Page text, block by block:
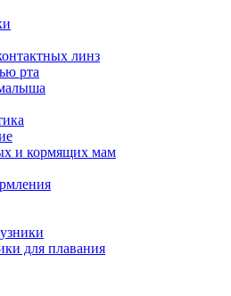
линз
рта
и кормящих мам
для плавания